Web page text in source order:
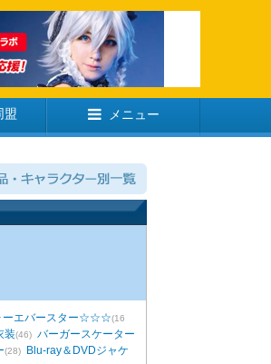
盟 メニュー
ーエバースター☆☆☆(16
装(46) バーガースケーター
(28)
Blu-ray＆DVDジャケ